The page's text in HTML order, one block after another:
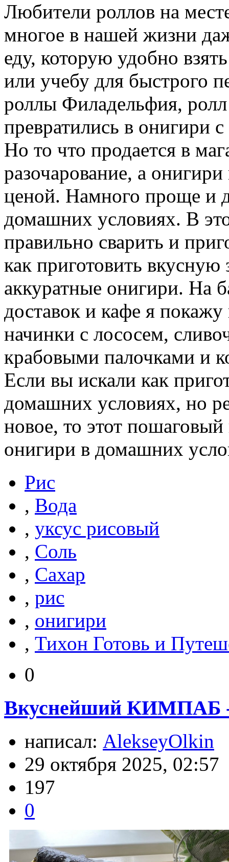
Любители роллов на
многое в нашей жизни
еду, которую удобно
или учебу для быстрого
роллы Филадельфия,
превратились в онигири
Но то что продается в
разочарование, а
ценой. Намного проще и
домашних условиях. В
правильно сварить и
как приготовить вкусную
аккуратные онигири. На
доставок и кафе я
начинки с лососем,
крабовыми палочками и
Если вы искали как
домашних условиях, но
новое, то этот
онигири в домашних
Рис
, Вода
, уксус рисовый
, Соль
, Сахар
, рис
, онигири
, Тихон Готовь и
0
Вкуснейший КИМПАБ -
написал: AlekseyOlkin
29 октября 2025, 02:57
197
0